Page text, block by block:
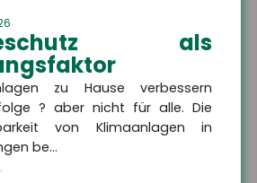
als
zu Hause verbessern
? aber nicht für alle. Die
von Klimaanlagen in
be...